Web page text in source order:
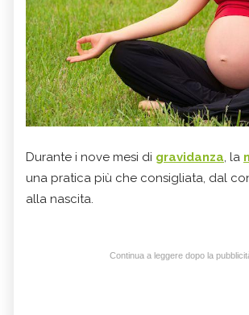
Durante i nove mesi di gravidanza, la
una pratica più che consigliata, dal
alla nascita.
Continua a leggere dopo la